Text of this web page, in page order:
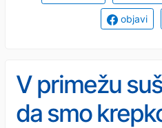
objavi
V primežu
da smo